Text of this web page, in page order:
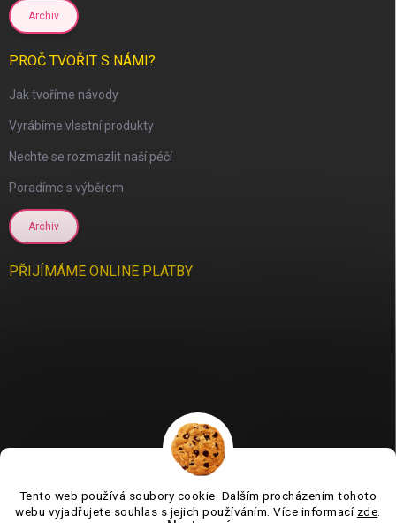
Tento web používá soubory cookie. Dalším procházením tohoto
webu vyjadřujete souhlas s jejich používáním. Více informací zde
Archiv
PROČ TVOŘIT S NÁMI?
Jak tvoříme návody
Vyrábíme vlastní produkty
Nechte se rozmazlit naší péčí
Poradíme s výběrem
Archiv
PŘIJÍMÁME ONLINE PLATBY
Jsme tu pro vás už 11 let❤️